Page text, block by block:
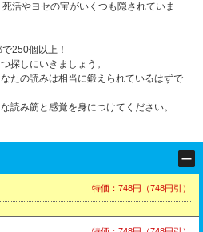
活やヨセの宝がいくつも隠されていま
250個以上！
探しにいきましょう。
たの読みは相当に鍛えられているはずで
読み筋と感覚を身につけてください。
特価：748円（748円引）